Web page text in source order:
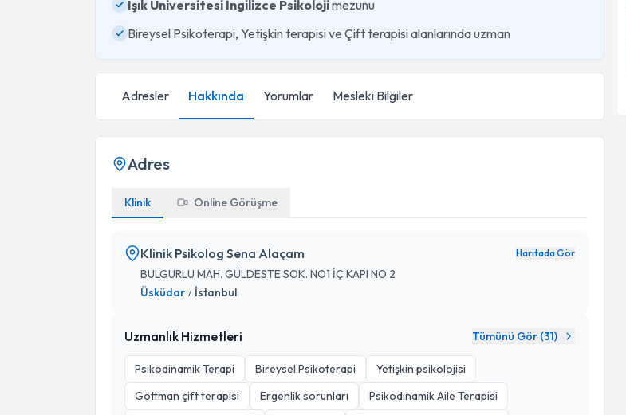
Işık Üniversitesi İngilizce Psikolojimezunu
Bireysel Psikoterapi, Yetişkin terapisi ve Çift terapisi alanlarında uzman
Adresler Hakkında Yorumlar Mesleki Bilgiler
Adres
Klinik Online Görüşme
Klinik Psikolog Sena Alaçam Haritada Gör
BULGURLU MAH. GÜLDESTE SOK. NO1 İÇ KAPI NO 2
Üsküdar / İstanbul
Uzmanlık Hizmetleri Tümünü Gör (31)
Psikodinamik Terapi Bireysel Psikoterapi
Yetişkin psikolojisi
Gottman çift terapisi
Ergenlik sorunları
Psikodinamik Aile Terapisi